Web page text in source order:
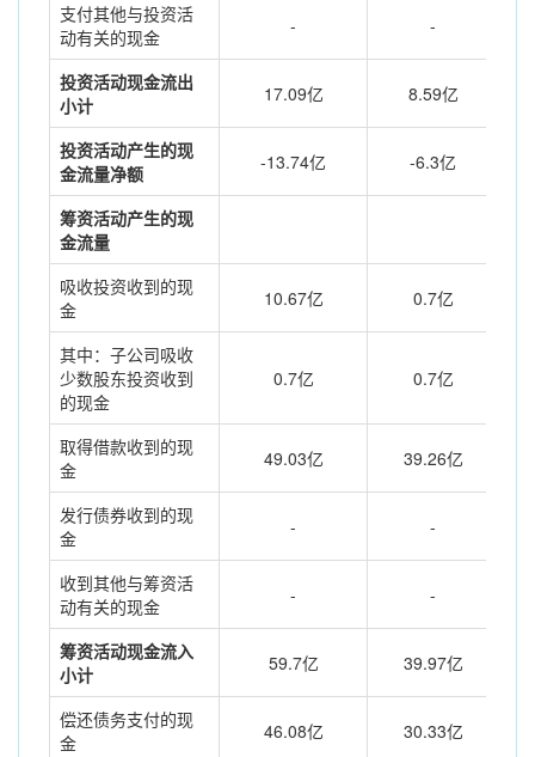
支付其他与投资活
动有关的现金
- -
投资活动现金流出
小计
17.09亿 8.59亿
投资活动产生的现
金流量净额
-13.74亿 -6.3亿
筹资活动产生的现
金流量
吸收投资收到的现
金
10.67亿 0.7亿
其中：子公司吸收
少数股东投资收到
的现金
0.7亿 0.7亿
取得借款收到的现
金
49.03亿 39.26亿
发行债券收到的现
金
- -
收到其他与筹资活
动有关的现金
- -
筹资活动现金流入
小计
59.7亿 39.97亿
偿还债务支付的现
金
46.08亿 30.33亿